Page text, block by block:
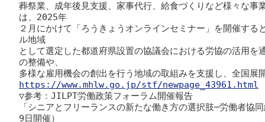
葬祭業、成年後見支援、家事代行、給食づくりなど様々な事
は、2025年
２月にかけて「ろうきょうオンラインセミナー」を開催す
ル地域
として選定した都道府県設置の協議会における労協の活用を
の整備や、
https://www.mhlw.go.jp/stf/newpage_43961.html
▽参考：JILPT労働政策フォーラム開催報告
「シニアとフリーランスの新たな働き方の選択肢─労働者協